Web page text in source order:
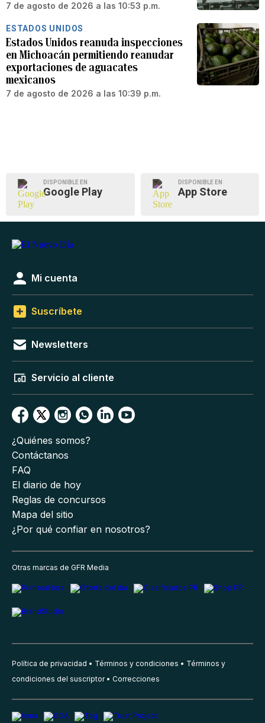
7 de agosto de 2026 a las 10:53 p.m.
ESTADOS UNIDOS
Estados Unidos reanuda inspecciones
en Michoacán permitiendo reanudar
exportaciones de aguacates
mexicanos
7 de agosto de 2026 a las 10:39 p.m.
DISPONIBLE EN
Google Play
DISPONIBLE EN
App Store
Mi cuenta
Suscríbete
Newsletters
Servicio al cliente
¿Quiénes somos?
Contáctanos
FAQ
El diario de hoy
Reglas de concursos
Mapa del sitio
¿Por qué confiar en nosotros?
Otras marcas de GFR Media
Política de privacidad Términos y condiciones
Términos y
condiciones del suscriptor
Correcciones